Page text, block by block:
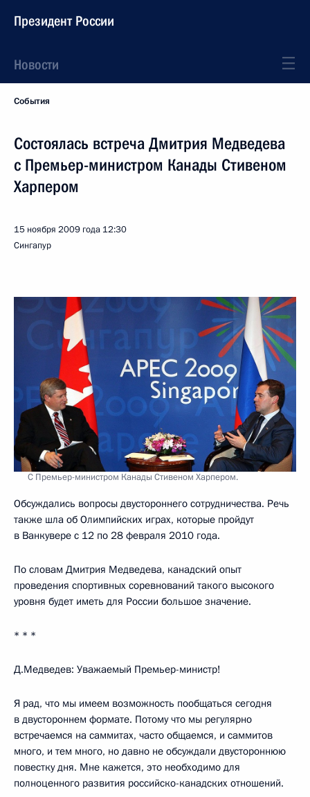
Президент России
Новости
События
Состоялась встреча Дмитрия Медведева
с Премьер-министром Канады Стивеном
Харпером
15 ноября 2009 года 12:30
Сингапур
С Премьер-министром Канады Стивеном Харпером.
Обсуждались вопросы двустороннего сотрудничества. Речь
также шла об Олимпийских играх, которые пройдут
в Ванкувере с 12 по 28 февраля 2010 года.
По словам Дмитрия Медведева, канадский опыт
проведения спортивных соревнований такого высокого
уровня будет иметь для России большое значение.
* * *
Д.Медведев: Уважаемый Премьер-министр!
Я рад, что мы имеем возможность пообщаться сегодня
в двустороннем формате. Потому что мы регулярно
встречаемся на саммитах, часто общаемся, и саммитов
много, и тем много, но давно не обсуждали двустороннюю
повестку дня. Мне кажется, это необходимо для
полноценного развития российско-канадских отношений.